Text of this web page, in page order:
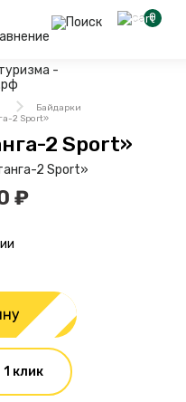
0
Байдарки
2 Sport»
2 Sport»
₽
1 клик